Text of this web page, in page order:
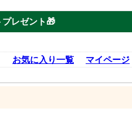
レゼント🎁
お気に入り一覧
マイページ